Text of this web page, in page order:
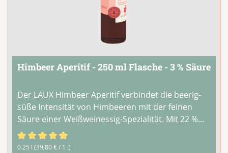
Himbeer Aperitif - 250 ml Flasche - 3 % Säure
Der LAUX Himbeer Aperitif verbindet die beerig-
süße Intensität von Himbeeren mit der feinen
Säure einer Weißweinessig-Spezialität. Mit 22 %
Himbeergrundstoff und nur 3 % Säure entsteht
ein fruchtiger Balsam, der Deine Gerichte auf
Durchschnittliche Bewertung von 4.67 von 5 Sternen
0.25 l (39,80 € / 1 l)